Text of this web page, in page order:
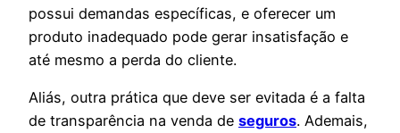
possui demandas específicas, e oferecer um
produto inadequado pode gerar insatisfação e
até mesmo a perda do cliente.
Aliás, outra prática que deve ser evitada é a falta
de transparência na venda de seguros. Ademais,